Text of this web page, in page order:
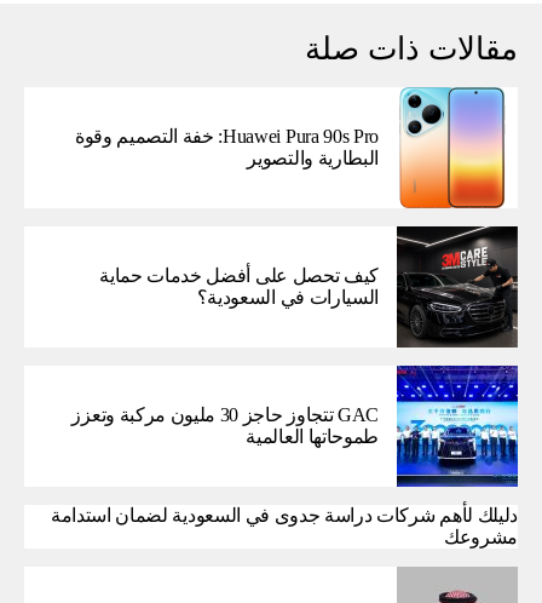
مقالات ذات صلة
Huawei Pura 90s Pro: خفة التصميم وقوة
البطارية والتصوير
كيف تحصل على أفضل خدمات حماية
السيارات في السعودية؟
GAC تتجاوز حاجز 30 مليون مركبة وتعزز
طموحاتها العالمية
دليلك لأهم شركات دراسة جدوى في السعودية لضمان استدامة
مشروعك